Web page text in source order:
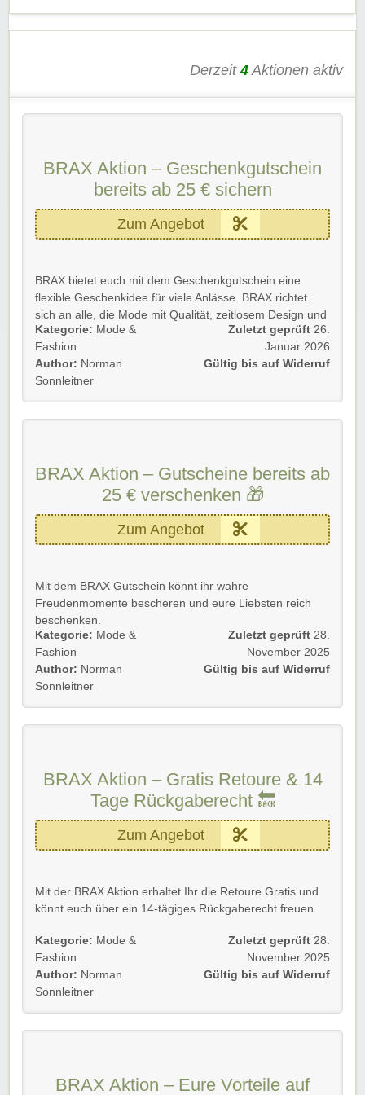
Shoppen, Stöbern & Sparen!
Rabatt-Coupon 🐼 wünscht euch viel Spaß beim
Derzeit4 Aktionen aktiv
BRAX Aktion – Geschenkgutschein
bereits ab 25 € sichern
Zum Angebot
BRAX bietet euch mit dem Geschenkgutschein eine
flexible Geschenkidee für viele Anlässe. BRAX richtet
sich an alle, die Mode mit Qualität, zeitlosem Design und
guter Passform verschenken möchten, ohne sich auf ein
konkretes Produkt festlegen zu müssen.
Details 💡
💶 Wert frei wählbar bereits ab 25 €
Die Aktion gilt für Neu- und Bestandskunden.
➡️ Einfach unserem Link folgen und profitieren!
Kategorie: Mode &
Fashion
Author: Norman
Sonnleitner
Zuletzt geprüft 26.
Januar 2026
Gültig bis auf Widerruf
BRAX Aktion – Gutscheine bereits ab
25 € verschenken 🎁
Zum Angebot
Mit dem BRAX Gutschein könnt ihr wahre
Freudenmomente bescheren und eure Liebsten reich
beschenken.
Gültig für alle, ob Neu- oder Bestandskund*innen, und
das bis auf Widerruf.
Kategorie: Mode &
Fashion
Author: Norman
Sonnleitner
Zuletzt geprüft 28.
November 2025
Gültig bis auf Widerruf
BRAX Aktion – Gratis Retoure & 14
Tage Rückgaberecht 🔙
Zum Angebot
Mit der BRAX Aktion erhaltet Ihr die Retoure Gratis und
könnt euch über ein 14-tägiges Rückgaberecht freuen.
Gültig für Neu- und Bestandskunden bis auf Widerruf.
Einfach unserem Link folgen und profitieren.
Rabatt-Coupon 🐼 wünscht euch viel Spaß beim
Shoppen, Stöbern & Sparen!
Kategorie: Mode &
Fashion
Author: Norman
Sonnleitner
Zuletzt geprüft 28.
November 2025
Gültig bis auf Widerruf
BRAX Aktion – Eure Vorteile auf